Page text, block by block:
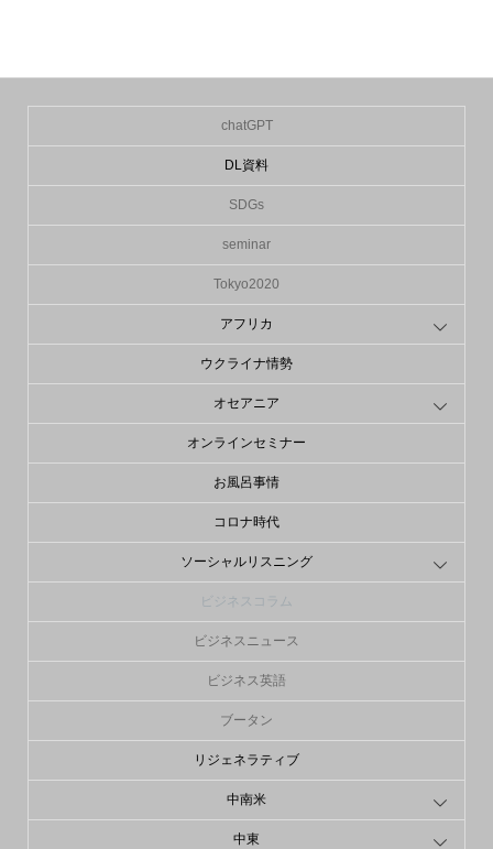
chatGPT
DL資料
SDGs
seminar
Tokyo2020
アフリカ
ウクライナ情勢
オセアニア
オンラインセミナー
お風呂事情
コロナ時代
ソーシャルリスニング
ビジネスコラム
ビジネスニュース
ビジネス英語
ブータン
リジェネラティブ
中南米
中東